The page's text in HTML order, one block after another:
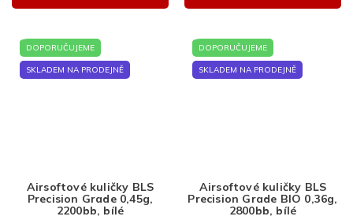
DOPORUČUJEME
SKLADEM NA PRODEJNĚ
Airsoftové kuličky BLS
Precision Grade 0,45g,
2200bb, bílé
DOPORUČUJEME
SKLADEM NA PRODEJNĚ
Airsoftové kuličky BLS
Precision Grade BIO 0,36g,
2800bb, bílé